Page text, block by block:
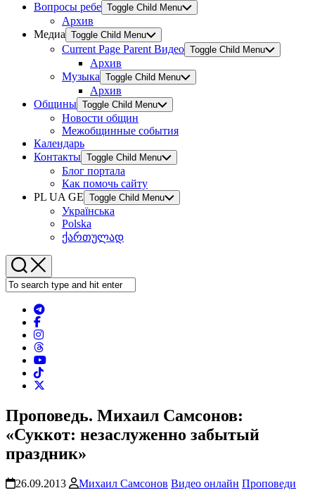
Вопросы ребе Toggle Child Menu
Архив
Медиа Toggle Child Menu
Current Page Parent Видео Toggle Child Menu
Архив
Музыка Toggle Child Menu
Архив
Общины Toggle Child Menu
Новости общин
Межобщинные события
Календарь
Контакты Toggle Child Menu
Блог портала
Как помочь сайту
PL UA GE Toggle Child Menu
Українська
Polska
ქართულად
Проповедь. Михаил Самсонов:
«Суккот: незаслуженно забытый
праздник»
26.09.2013 Михаил Самсонов Видео онлайн Проповеди